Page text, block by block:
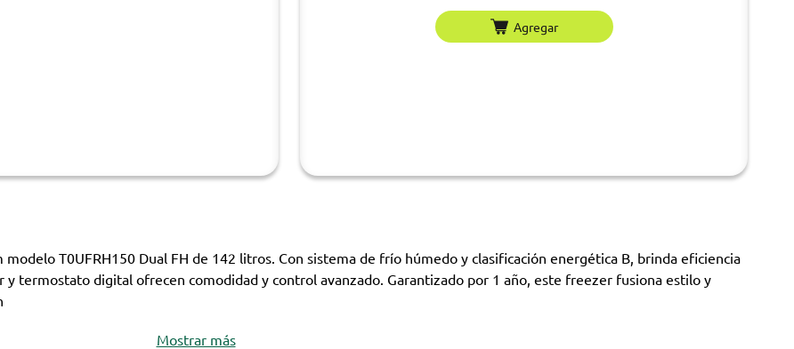
Agregar
T0UFRH150 Dual FH de 142 litros. Con sistema de frío húmedo y clasificación energética B, brinda eficiencia
termostato digital ofrecen comodidad y control avanzado. Garantizado por 1 año, este freezer fusiona estilo y
Mostrar más